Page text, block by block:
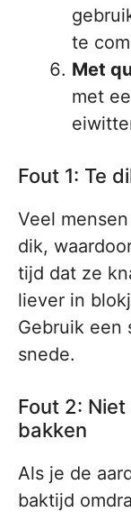
te
Met
met
Fout 1: Te
Veel
dik,
tijd dat ze
liever in
Gebruik een
snede.
Fout 2:
bakken
Als je de
baktijd